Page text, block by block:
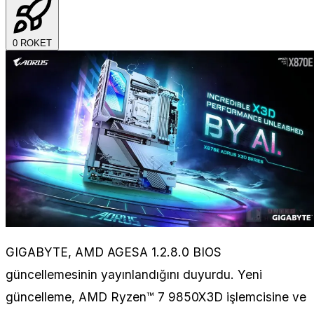
0 ROKET
GIGABYTE, AMD AGESA 1.2.8.0 BIOS
güncellemesinin yayınlandığını duyurdu. Yeni
güncelleme, AMD Ryzen™ 7 9850X3D işlemcisine ve